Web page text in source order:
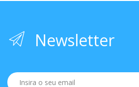
Newsletter
Email